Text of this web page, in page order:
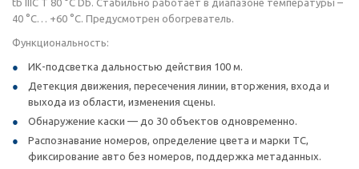
tb IIIC T 80 °C Db. Стабильно работает в диапазоне температуры –
40 °C… +60 °C. Предусмотрен обогреватель.
Функциональность:
ИК-подсветка дальностью действия 100 м.
Детекция движения, пересечения линии, вторжения, входа и
выхода из области, изменения сцены.
Обнаружение каски — до 30 объектов одновременно.
Распознавание номеров, определение цвета и марки ТС,
фиксирование авто без номеров, поддержка метаданных.